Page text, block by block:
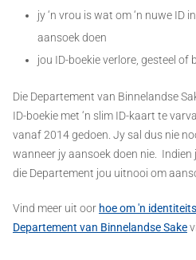
jy ‘n vrou is wat om ‘n nuwe ID
aansoek doen
jou ID-boekie verlore, gesteel of
Die Departement van Binnelandse
ID-boekie met ‘n slim ID-kaart te
vanaf 2014 gedoen. Jy sal dus nie
wanneer jy aansoek doen nie. Indien
die Departement jou uitnooi om
Vind meer uit oor hoe om 'n
Departement van Binnelandse Sake